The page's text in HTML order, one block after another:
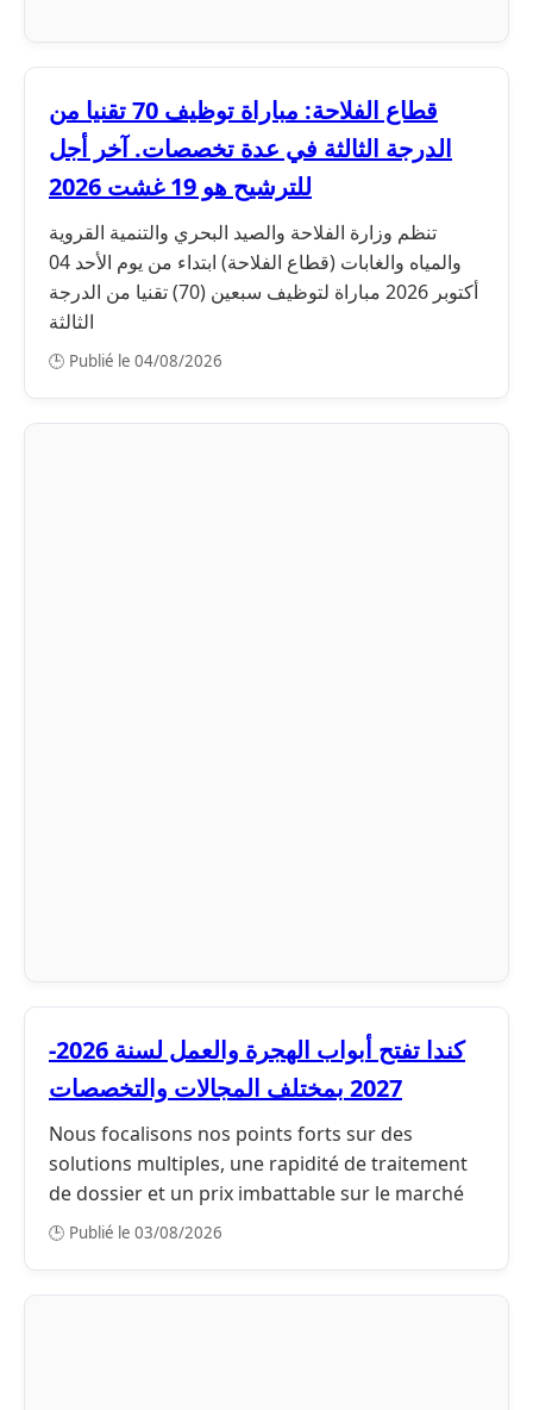
قطاع الفلاحة: مباراة توظيف 70 تقنيا من
الدرجة الثالثة في عدة تخصصات. آخر أجل
للترشيح هو 19 غشت 2026
تنظم وزارة الفلاحة والصيد البحري والتنمية القروية
والمياه والغابات (قطاع الفلاحة) ابتداء من يوم الأحد 04
أكتوبر 2026 مباراة لتوظيف سبعين (70) تقنيا من الدرجة
الثالثة
🕒 Publié le 04/08/2026
كندا تفتح أبواب الهجرة والعمل لسنة 2026-
2027 بمختلف المجالات والتخصصات
Nous focalisons nos points forts sur des
solutions multiples, une rapidité de traitement
de dossier et un prix imbattable sur le marché
🕒 Publié le 03/08/2026